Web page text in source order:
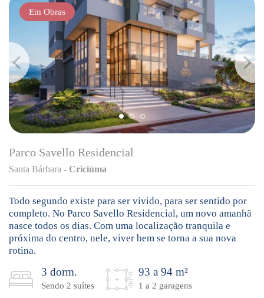
Em Obras
Parco Savello Residencial
Santa Bárbara - Criciúma
Todo segundo existe para ser vivido, para ser sentido por
completo. No Parco Savello Residencial, um novo amanhã
nasce todos os dias. Com uma localização tranquila e
próxima do centro, nele, viver bem se torna a sua nova
rotina.
3 dorm.
Sendo 2 suítes
93 a 94 m²
1 a 2 garagens